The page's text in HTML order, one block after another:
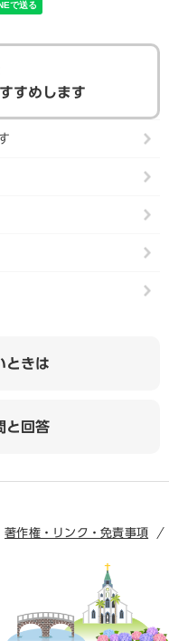
すめします
ときは
と回答
著作権・リンク・免責事項